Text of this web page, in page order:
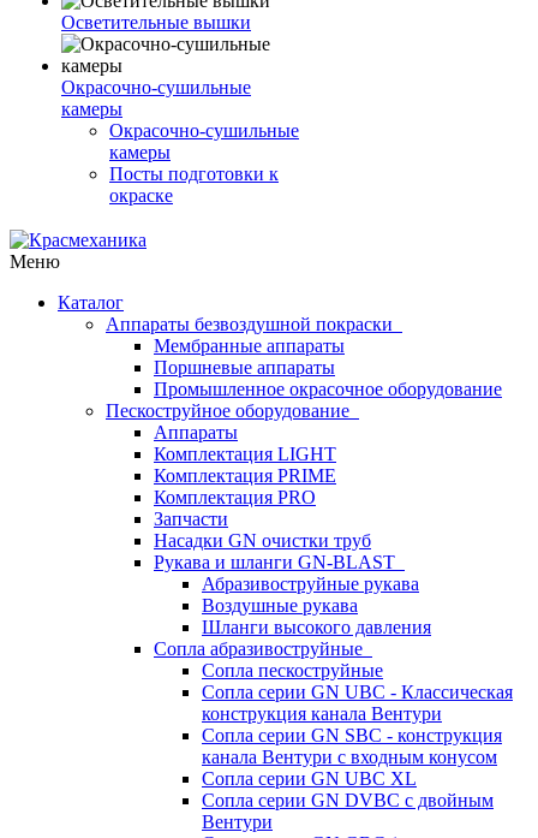
Осветительные вышки
Окрасочно-сушильные
камеры
Окрасочно-сушильные
камеры
Посты подготовки к
окраске
Меню
Каталог
Аппараты безвоздушной покраски
Мембранные аппараты
Поршневые аппараты
Промышленное окрасочное оборудование
Пескоструйное оборудование
Аппараты
Комплектация LIGHT
Комплектация PRIME
Комплектация PRO
Запчасти
Насадки GN очистки труб
Рукава и шланги GN-BLAST
Абразивоструйные рукава
Воздушные рукава
Шланги высокого давления
Сопла абразивоструйные
Сопла пескоструйные
Сопла серии GN UBC - Классическая
конструкция канала Вентури
Сопла серии GN SBC - конструкция
канала Вентури c входным конусом
Сопла серии GN UBC XL
Сопла серии GN DVBC с двойным
Вентури